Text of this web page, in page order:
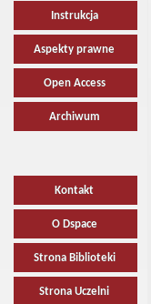
Instrukcja
Aspekty prawne
Open Access
Archiwum
Kontakt
O Dspace
Strona Biblioteki
Strona Uczelni